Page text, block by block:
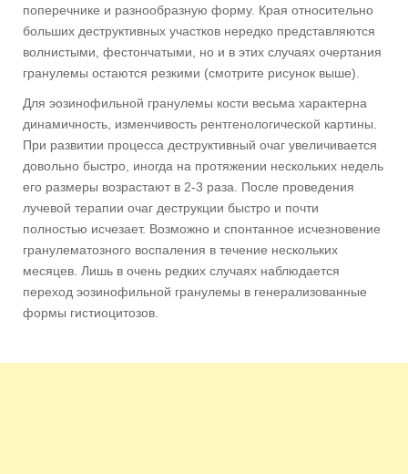
поперечнике и разнообразную форму. Края относительно
больших деструктивных участков нередко представляются
волнистыми, фестончатыми, но и в этих случаях очертания
гранулемы остаются резкими (смотрите рисунок выше).
Для эозинофильной гранулемы кости весьма характерна
динамичность, изменчивость рентгенологической картины.
При развитии процесса деструктивный очаг увеличивается
довольно быстро, иногда на протяжении нескольких недель
его размеры возрастают в 2-3 раза. После проведения
лучевой терапии очаг деструкции быстро и почти
полностью исчезает. Возможно и спонтанное исчезновение
гранулематозного воспаления в течение нескольких
месяцев. Лишь в очень редких случаях наблюдается
переход эозинофильной гранулемы в генерализованные
формы гистиоцитозов.